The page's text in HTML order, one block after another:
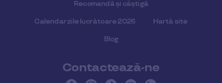
Recomandă și câștigă
Calendar zile lucrătoare 2026 Hartă site
Blog
Contactează-ne